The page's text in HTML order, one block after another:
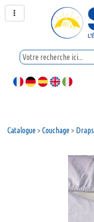
Catalogue> Couchage> Draps